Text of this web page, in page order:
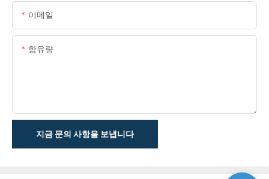
이메일
함유량
지금 문의 사항을 보냅니다